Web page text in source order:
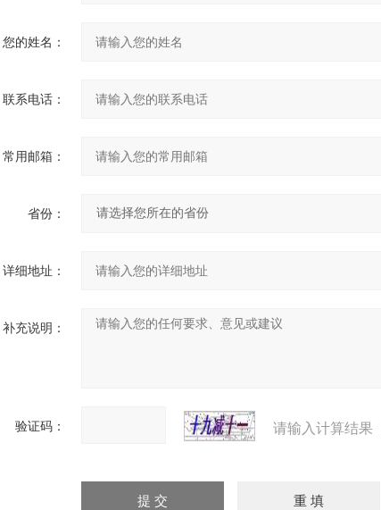
您的姓名：
联系电话：
常用邮箱：
省份：
详细地址：
补充说明：
验证码： 请输入计算结果